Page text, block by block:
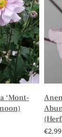
‘Mont-
€2,99